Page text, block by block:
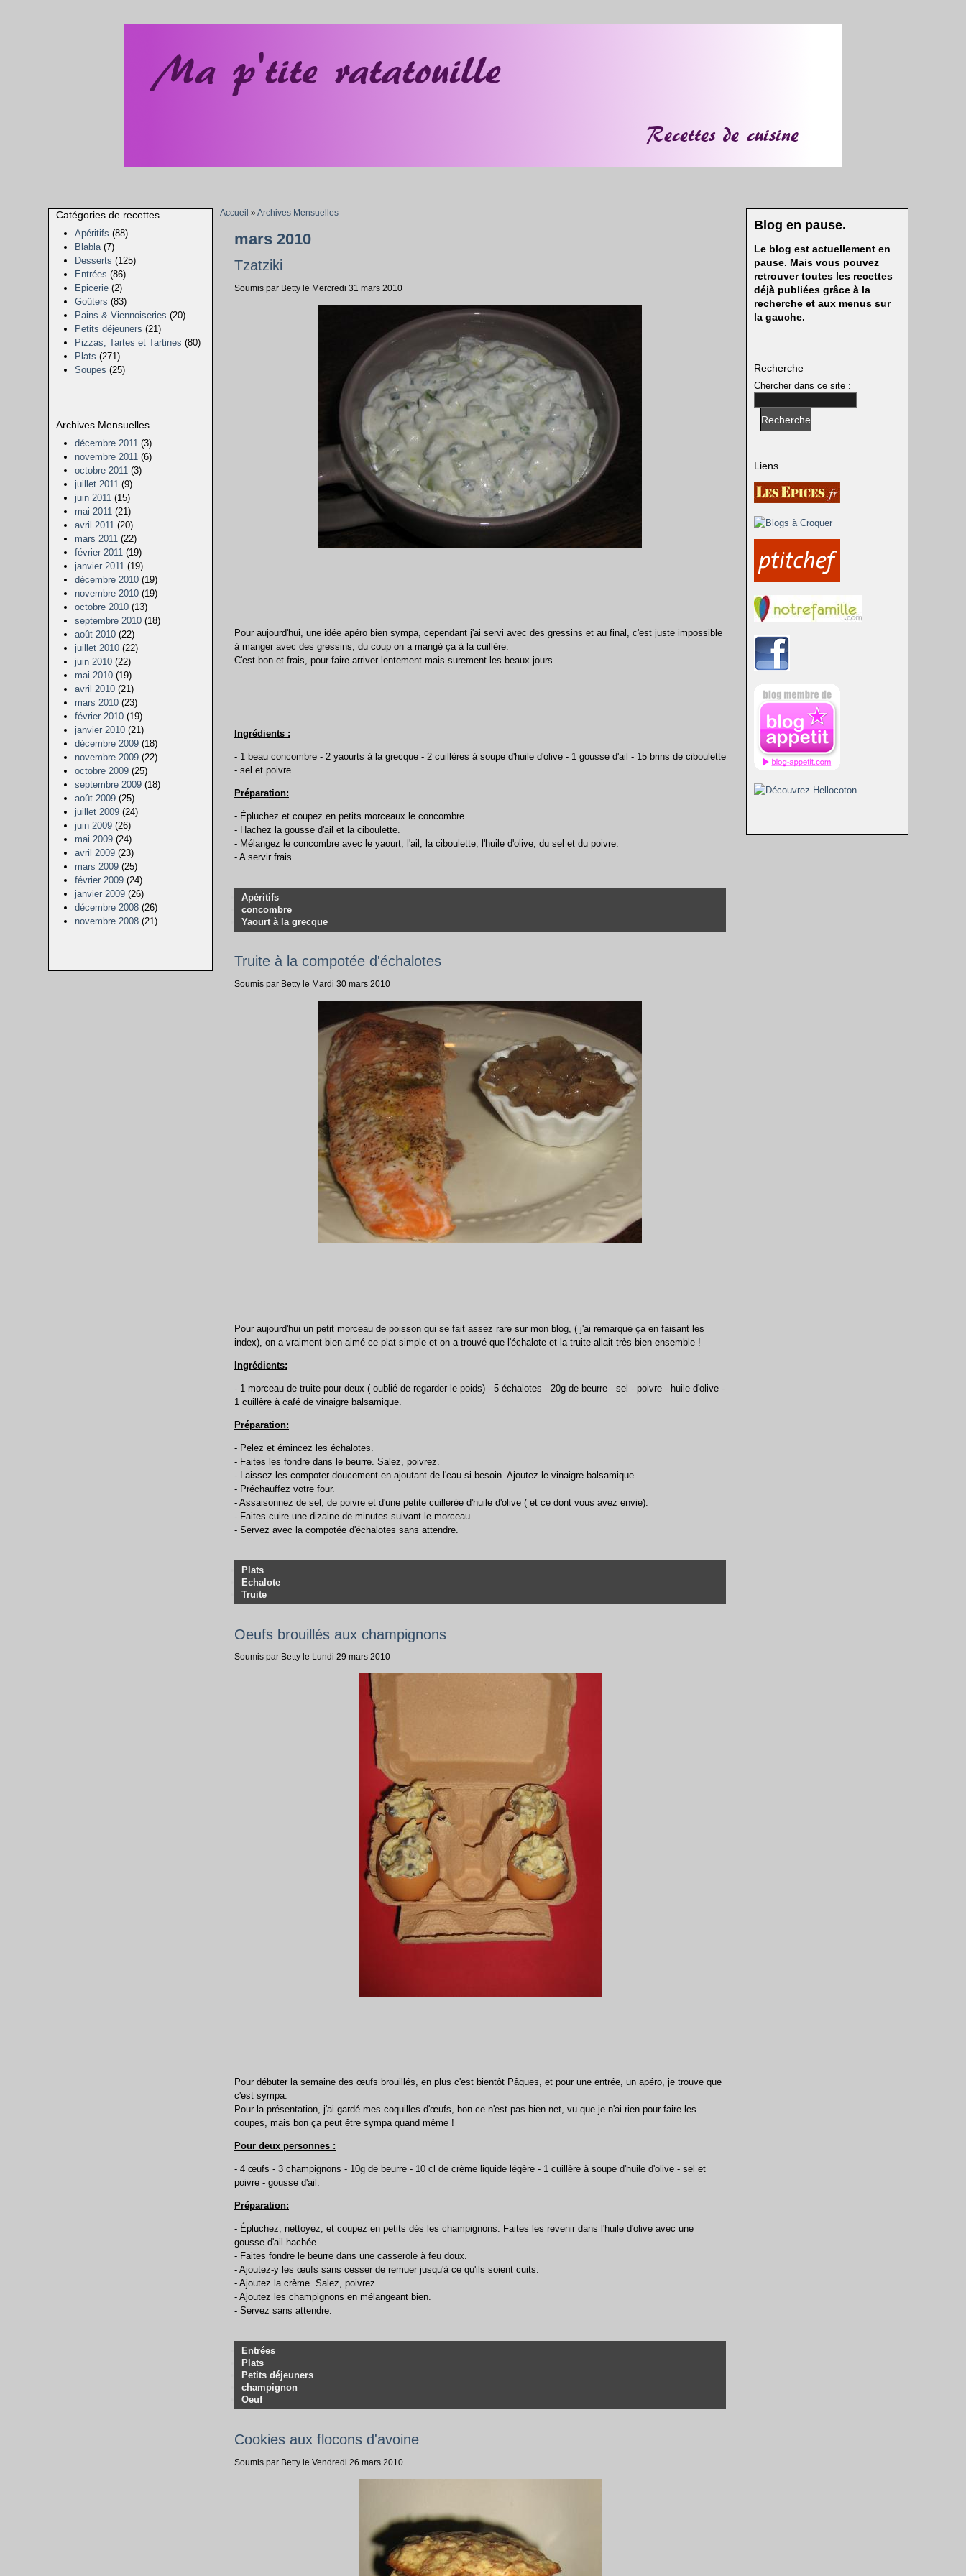
Catégories de recettes
Apéritifs (88)
Blabla (7)
Desserts (125)
Entrées (86)
Epicerie (2)
Goûters (83)
Pains & Viennoiseries (20)
Petits déjeuners (21)
Pizzas, Tartes et Tartines (80)
Plats (271)
Soupes (25)
Archives Mensuelles
décembre 2011 (3)
novembre 2011 (6)
octobre 2011 (3)
juillet 2011 (9)
juin 2011 (15)
mai 2011 (21)
avril 2011 (20)
mars 2011 (22)
février 2011 (19)
janvier 2011 (19)
décembre 2010 (19)
novembre 2010 (19)
octobre 2010 (13)
septembre 2010 (18)
août 2010 (22)
juillet 2010 (22)
juin 2010 (22)
mai 2010 (19)
avril 2010 (21)
mars 2010 (23)
février 2010 (19)
janvier 2010 (21)
décembre 2009 (18)
novembre 2009 (22)
octobre 2009 (25)
septembre 2009 (18)
août 2009 (25)
juillet 2009 (24)
juin 2009 (26)
mai 2009 (24)
avril 2009 (23)
mars 2009 (25)
février 2009 (24)
janvier 2009 (26)
décembre 2008 (26)
novembre 2008 (21)
Accueil »Archives Mensuelles
mars 2010
Tzatziki
Soumis par Betty le Mercredi 31 mars 2010
Pour aujourd'hui, une idée apéro bien sympa, cependant j'ai servi avec des gressins et au final, c'est juste impossible
à manger avec des gressins, du coup on a mangé ça à la cuillère.
C'est bon et frais, pour faire arriver lentement mais surement les beaux jours.
Ingrédients :
- 1 beau concombre - 2 yaourts à la grecque - 2 cuillères à soupe d'huile d'olive - 1 gousse d'ail - 15 brins de ciboulette
- sel et poivre.
Préparation:
- Épluchez et coupez en petits morceaux le concombre.
- Hachez la gousse d'ail et la ciboulette.
- Mélangez le concombre avec le yaourt, l'ail, la ciboulette, l'huile d'olive, du sel et du poivre.
- A servir frais.
Apéritifs
concombre
Yaourt à la grecque
Truite à la compotée d'échalotes
Soumis par Betty le Mardi 30 mars 2010
Pour aujourd'hui un petit morceau de poisson qui se fait assez rare sur mon blog, ( j'ai remarqué ça en faisant les
index), on a vraiment bien aimé ce plat simple et on a trouvé que l'échalote et la truite allait très bien ensemble !
Ingrédients:
- 1 morceau de truite pour deux ( oublié de regarder le poids) - 5 échalotes - 20g de beurre - sel - poivre - huile d'olive -
1 cuillère à café de vinaigre balsamique.
Préparation:
- Pelez et émincez les échalotes.
- Faites les fondre dans le beurre. Salez, poivrez.
- Laissez les compoter doucement en ajoutant de l'eau si besoin. Ajoutez le vinaigre balsamique.
- Préchauffez votre four.
- Assaisonnez de sel, de poivre et d'une petite cuillerée d'huile d'olive ( et ce dont vous avez envie).
- Faites cuire une dizaine de minutes suivant le morceau.
- Servez avec la compotée d'échalotes sans attendre.
Plats
Echalote
Truite
Oeufs brouillés aux champignons
Soumis par Betty le Lundi 29 mars 2010
Pour débuter la semaine des œufs brouillés, en plus c'est bientôt Pâques, et pour une entrée, un apéro, je trouve que
c'est sympa.
Pour la présentation, j'ai gardé mes coquilles d'œufs, bon ce n'est pas bien net, vu que je n'ai rien pour faire les
coupes, mais bon ça peut être sympa quand même !
Pour deux personnes :
- 4 œufs - 3 champignons - 10g de beurre - 10 cl de crème liquide légère - 1 cuillère à soupe d'huile d'olive - sel et
poivre - gousse d'ail.
Préparation:
- Épluchez, nettoyez, et coupez en petits dés les champignons. Faites les revenir dans l'huile d'olive avec une
gousse d'ail hachée.
- Faites fondre le beurre dans une casserole à feu doux.
- Ajoutez-y les œufs sans cesser de remuer jusqu'à ce qu'ils soient cuits.
- Ajoutez la crème. Salez, poivrez.
- Ajoutez les champignons en mélangeant bien.
- Servez sans attendre.
Entrées
Plats
Petits déjeuners
champignon
Oeuf
Cookies aux flocons d'avoine
Soumis par Betty le Vendredi 26 mars 2010
Blog en pause.
Le blog est actuellement en
pause. Mais vous pouvez
retrouver toutes les recettes
déjà publiées grâce à la
recherche et aux menus sur
la gauche.
Recherche
Chercher dans ce site :
Liens